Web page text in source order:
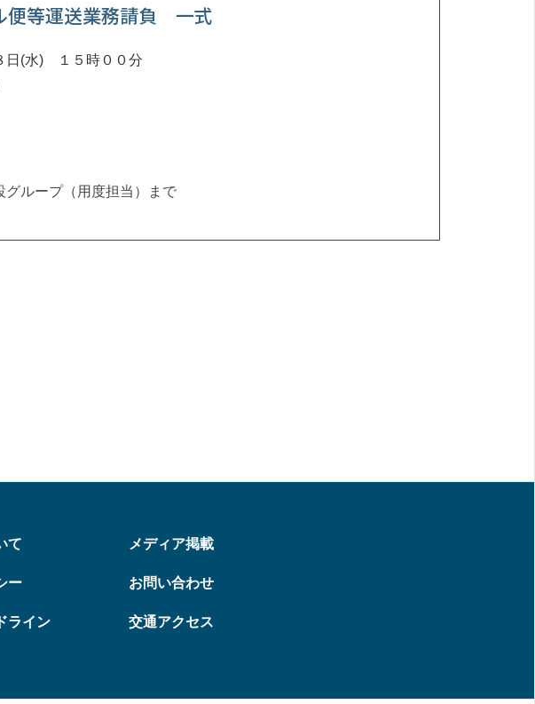
便等運送業務請負 一式
日(水) １５時００分
ループ（用度担当）まで
て
ー
ライン
メディア掲載
お問い合わせ
交通アクセス